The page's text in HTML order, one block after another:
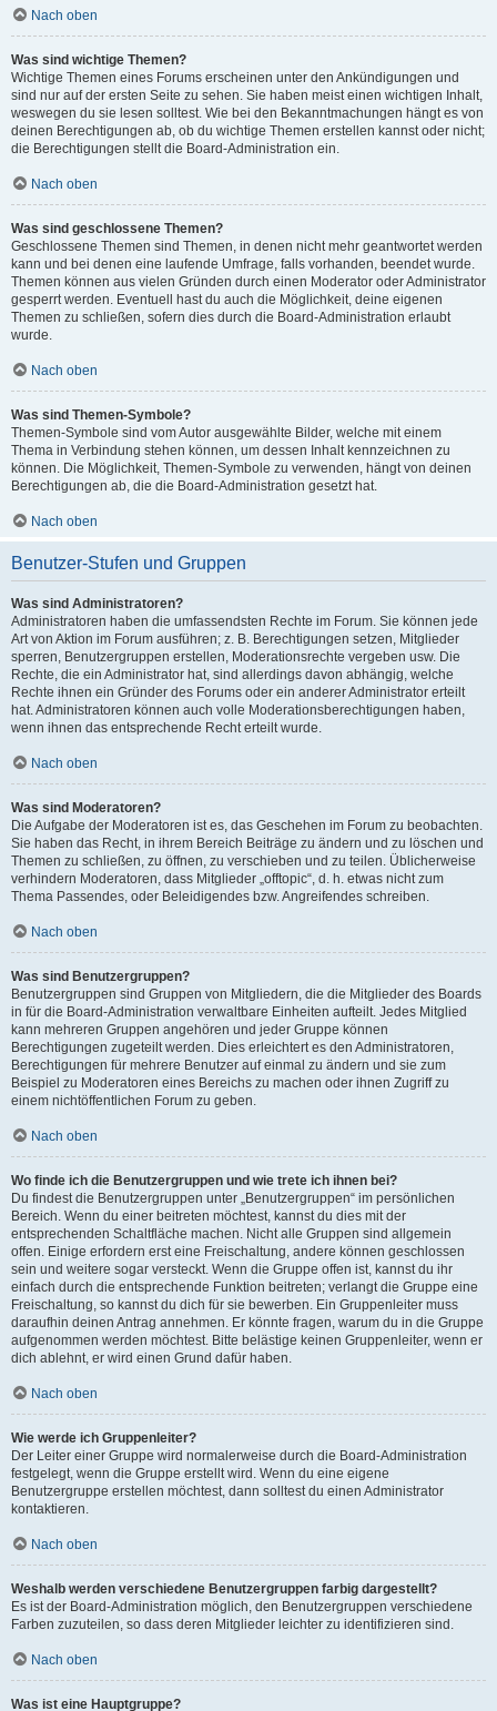
Nach oben
Was sind wichtige Themen?
Wichtige Themen eines Forums erscheinen unter den Ankündigungen und
sind nur auf der ersten Seite zu sehen. Sie haben meist einen wichtigen Inhalt,
weswegen du sie lesen solltest. Wie bei den Bekanntmachungen hängt es von
deinen Berechtigungen ab, ob du wichtige Themen erstellen kannst oder nicht;
die Berechtigungen stellt die Board-Administration ein.
Nach oben
Was sind geschlossene Themen?
Geschlossene Themen sind Themen, in denen nicht mehr geantwortet werden
kann und bei denen eine laufende Umfrage, falls vorhanden, beendet wurde.
Themen können aus vielen Gründen durch einen Moderator oder Administrator
gesperrt werden. Eventuell hast du auch die Möglichkeit, deine eigenen
Themen zu schließen, sofern dies durch die Board-Administration erlaubt
wurde.
Nach oben
Was sind Themen-Symbole?
Themen-Symbole sind vom Autor ausgewählte Bilder, welche mit einem
Thema in Verbindung stehen können, um dessen Inhalt kennzeichnen zu
können. Die Möglichkeit, Themen-Symbole zu verwenden, hängt von deinen
Berechtigungen ab, die die Board-Administration gesetzt hat.
Nach oben
Benutzer-Stufen und Gruppen
Was sind Administratoren?
Administratoren haben die umfassendsten Rechte im Forum. Sie können jede
Art von Aktion im Forum ausführen; z. B. Berechtigungen setzen, Mitglieder
sperren, Benutzergruppen erstellen, Moderationsrechte vergeben usw. Die
Rechte, die ein Administrator hat, sind allerdings davon abhängig, welche
Rechte ihnen ein Gründer des Forums oder ein anderer Administrator erteilt
hat. Administratoren können auch volle Moderationsberechtigungen haben,
wenn ihnen das entsprechende Recht erteilt wurde.
Nach oben
Was sind Moderatoren?
Die Aufgabe der Moderatoren ist es, das Geschehen im Forum zu beobachten.
Sie haben das Recht, in ihrem Bereich Beiträge zu ändern und zu löschen und
Themen zu schließen, zu öffnen, zu verschieben und zu teilen. Üblicherweise
verhindern Moderatoren, dass Mitglieder „offtopic“, d. h. etwas nicht zum
Thema Passendes, oder Beleidigendes bzw. Angreifendes schreiben.
Nach oben
Was sind Benutzergruppen?
Benutzergruppen sind Gruppen von Mitgliedern, die die Mitglieder des Boards
in für die Board-Administration verwaltbare Einheiten aufteilt. Jedes Mitglied
kann mehreren Gruppen angehören und jeder Gruppe können
Berechtigungen zugeteilt werden. Dies erleichtert es den Administratoren,
Berechtigungen für mehrere Benutzer auf einmal zu ändern und sie zum
Beispiel zu Moderatoren eines Bereichs zu machen oder ihnen Zugriff zu
einem nichtöffentlichen Forum zu geben.
Nach oben
Wo finde ich die Benutzergruppen und wie trete ich ihnen bei?
Du findest die Benutzergruppen unter „Benutzergruppen“ im persönlichen
Bereich. Wenn du einer beitreten möchtest, kannst du dies mit der
entsprechenden Schaltfläche machen. Nicht alle Gruppen sind allgemein
offen. Einige erfordern erst eine Freischaltung, andere können geschlossen
sein und weitere sogar versteckt. Wenn die Gruppe offen ist, kannst du ihr
einfach durch die entsprechende Funktion beitreten; verlangt die Gruppe eine
Freischaltung, so kannst du dich für sie bewerben. Ein Gruppenleiter muss
daraufhin deinen Antrag annehmen. Er könnte fragen, warum du in die Gruppe
aufgenommen werden möchtest. Bitte belästige keinen Gruppenleiter, wenn er
dich ablehnt, er wird einen Grund dafür haben.
Nach oben
Wie werde ich Gruppenleiter?
Der Leiter einer Gruppe wird normalerweise durch die Board-Administration
festgelegt, wenn die Gruppe erstellt wird. Wenn du eine eigene
Benutzergruppe erstellen möchtest, dann solltest du einen Administrator
kontaktieren.
Nach oben
Weshalb werden verschiedene Benutzergruppen farbig dargestellt?
Es ist der Board-Administration möglich, den Benutzergruppen verschiedene
Farben zuzuteilen, so dass deren Mitglieder leichter zu identifizieren sind.
Nach oben
Was ist eine Hauptgruppe?